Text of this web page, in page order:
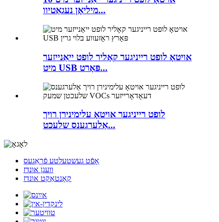
מיליאָן נעגאַטיוו...
אויטאָ לופט רייניגער קאָליר לופט ייאַנייזער
מיט USB פּאָרט...
לופט רייניגער אויטאָ עלימינירן רויך
אַלערגענס שלעכט...
אָפֿט געשטעלטע פֿראַגעס
וועגן אונדז
קאָנטאַקט אונדז